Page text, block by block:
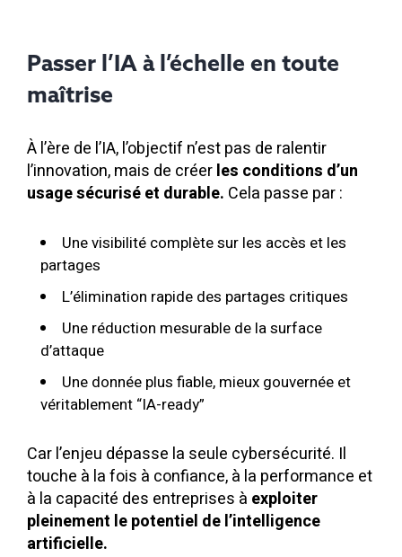
Passer l’IA à l’échelle en toute
maîtrise
À l’ère de l’IA,l’objectif n’est pas de ralentir
l’innovation, mais de créerles conditions d’un
usage sécurisé et durable. Cela passe par :
Une visibilité complète sur les accès et les
partages
L’élimination rapide des partages critiques
Une réduction mesurable de la surface
d’attaque
Une donnée plus fiable, mieux gouvernée et
véritablement “IA-ready”
Car l’enjeu dépasse la seule cybersécurité. Il
touche à la fois à confiance, à la performance et
à la capacité des entreprises à exploiter
pleinement le potentiel de l’intelligence
artificielle.